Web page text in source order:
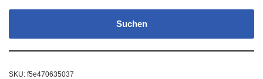
Suchen
SKU: f5e470635037